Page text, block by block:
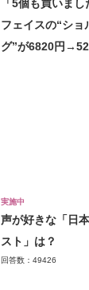
「5個も買いま
フェイスの“ショ
グ”が6820円
実施中
声が好きな「日
スト」は？
回答数：49426